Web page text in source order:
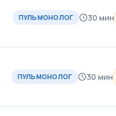
ПУЛЬМОНОЛОГ 30 мин
ПУЛЬМОНОЛОГ 30 мин